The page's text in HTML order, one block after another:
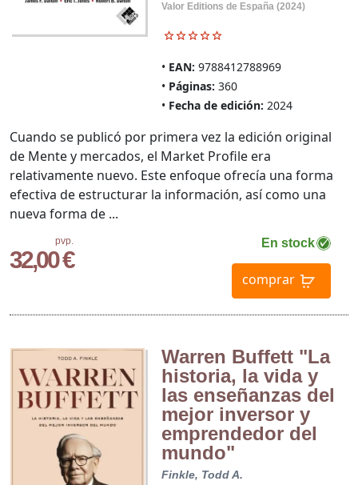
Valor Editions de España (2024)
EAN: 9788412788969
Páginas: 360
Fecha de edición: 2024
pvp.
32,00 €
En stock
comprar
Cuando se publicó por primera vez la edición original
de Mente y mercados, el Market Profile era
relativamente nuevo. Este enfoque ofrecía una forma
efectiva de estructurar la información, así como una
nueva forma de ...
Warren Buffett "La
historia, la vida y
las enseñanzas del
mejor inversor y
emprendedor del
mundo"
Finkle, Todd A.